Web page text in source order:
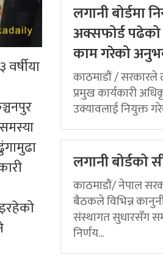
लगानी बोर्डमा
अक्सफोर्ड पढेको
काम गरेको
काठमाडौं / सरकारले
प्रमुख कार्यकारी
उक्यावलाई नियुक्त
लगानी बोर्डको
काठमाडौं/ नेपाल
बैठकले विभिन्न
संस्थागत सुधारसँग
निर्णय...